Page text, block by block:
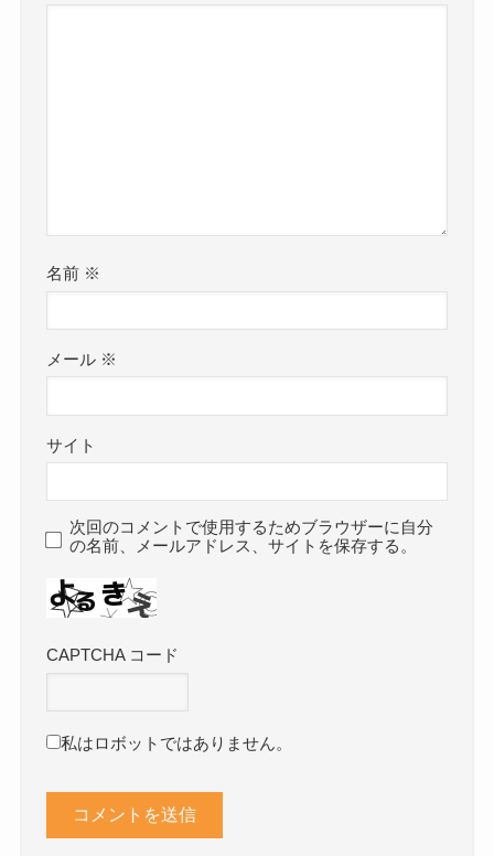
名前 ※
メール ※
サイト
次回のコメントで使用するためブラウザーに自分
の名前、メールアドレス、サイトを保存する。
CAPTCHA コード
私はロボットではありません。